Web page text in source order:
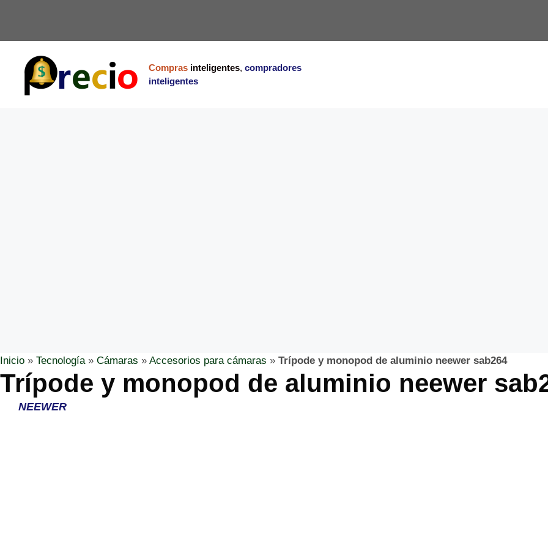
Compras inteligentes, compradores
inteligentes
Inicio » Tecnología» Cámaras » Accesorios para cámaras » Trípode y monopod de aluminio neewer sab264
Trípode y monopod de aluminio neewer
NEEWER